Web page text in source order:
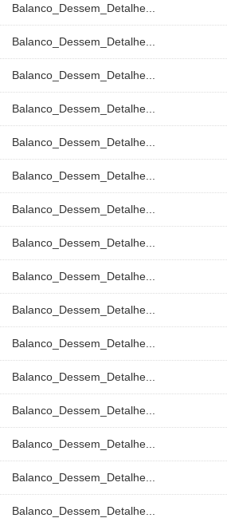
Balanco_Dessem_Detalhe...
Balanco_Dessem_Detalhe...
Balanco_Dessem_Detalhe...
Balanco_Dessem_Detalhe...
Balanco_Dessem_Detalhe...
Balanco_Dessem_Detalhe...
Balanco_Dessem_Detalhe...
Balanco_Dessem_Detalhe...
Balanco_Dessem_Detalhe...
Balanco_Dessem_Detalhe...
Balanco_Dessem_Detalhe...
Balanco_Dessem_Detalhe...
Balanco_Dessem_Detalhe...
Balanco_Dessem_Detalhe...
Balanco_Dessem_Detalhe...
Balanco_Dessem_Detalhe...